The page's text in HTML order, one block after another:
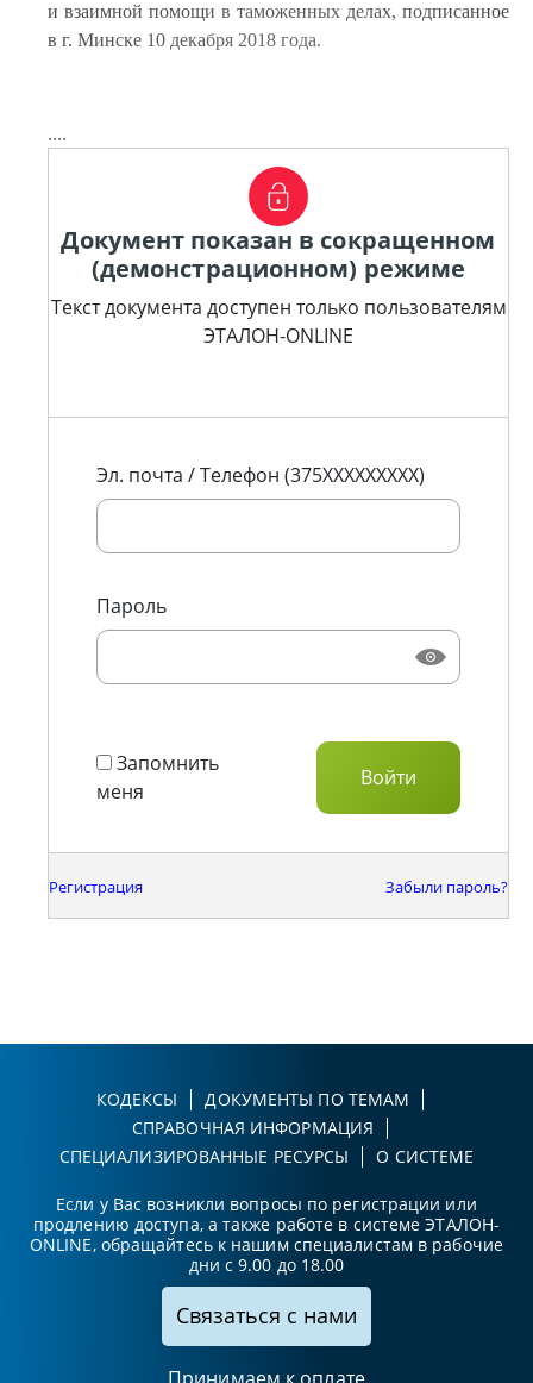
и взаимной помощи в таможенных делах, подписанное
в г. Минске 10 декабря 2018 года.
....
Документ показан в сокращенном
(демонстрационном) режиме
Текст документа доступен только пользователям
ЭТАЛОН-ONLINE
Эл. почта / Телефон (375XXXXXXXXX)
Пароль
Запомнить
меня
Регистрация Забыли пароль?
КОДЕКСЫ
ДОКУМЕНТЫ ПО ТЕМАМ
СПРАВОЧНАЯ ИНФОРМАЦИЯ
СПЕЦИАЛИЗИРОВАННЫЕ РЕСУРСЫ
О СИСТЕМЕ
Если у Вас возникли вопросы по регистрации или
продлению доступа, а также работе в системе ЭТАЛОН-
ONLINE, обращайтесь к нашим специалистам в рабочие
дни с 9.00 до 18.00
Связаться с нами